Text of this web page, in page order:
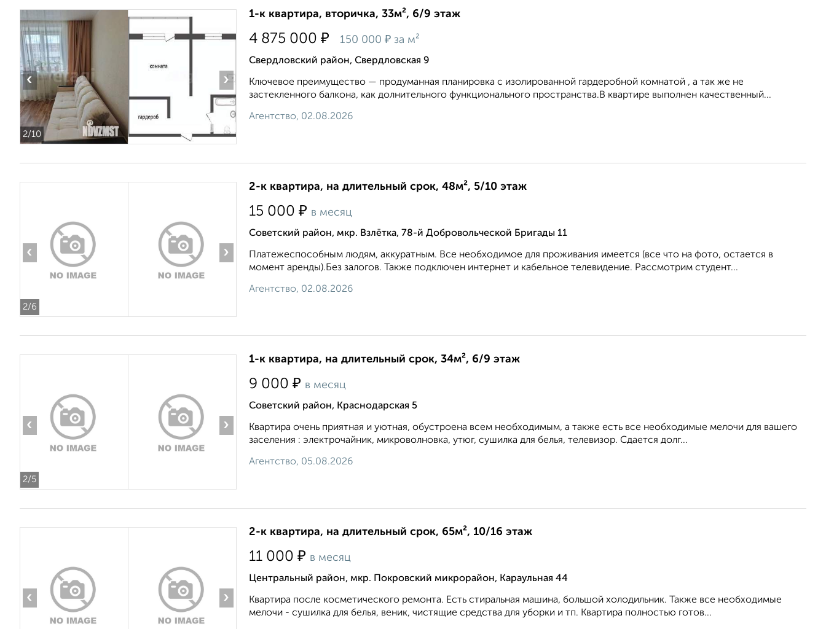
2/10
‹ ›
1-к квартира, вторичка, 33м², 6/9 этаж
4 875 000 ₽ 150 000 ₽ за м²
Свердловский район, Свердловская 9
Ключевое преимущество — продуманная планировка с изолированной гардеробной комнатой , а так же не
застекленного балкона, как долнительного функционального пространства.В квартире выполнен качественный...
Агентство, 02.08.2026
2/6
‹ ›
2-к квартира, на длительный срок, 48м², 5/10 этаж
15 000 ₽ в месяц
Советский район, мкр. Взлётка, 78-й Добровольческой Бригады 11
Платежеспособным людям, аккуратным. Все необходимое для проживания имеется (все что на фото, остается в
момент аренды).Без залогов. Также подключен интернет и кабельное телевидение. Рассмотрим студент...
Агентство, 02.08.2026
2/5
‹ ›
1-к квартира, на длительный срок, 34м², 6/9 этаж
9 000 ₽ в месяц
Советский район, Краснодарская 5
Квартира очень приятная и уютная, обустроена всем необходимым, а также есть все необходимые мелочи для вашего
заселения : электрочайник, микроволновка, утюг, сушилка для белья, телевизор. Сдается долг...
Агентство, 05.08.2026
‹ ›
2-к квартира, на длительный срок, 65м², 10/16 этаж
11 000 ₽ в месяц
Центральный район, мкр. Покровский микрорайон, Караульная 44
Квартира после косметического ремонта. Есть стиральная машина, большой холодильник. Также все необходимые
мелочи - сушилка для белья, веник, чистящие средства для уборки и тп. Квартира полностью готов...